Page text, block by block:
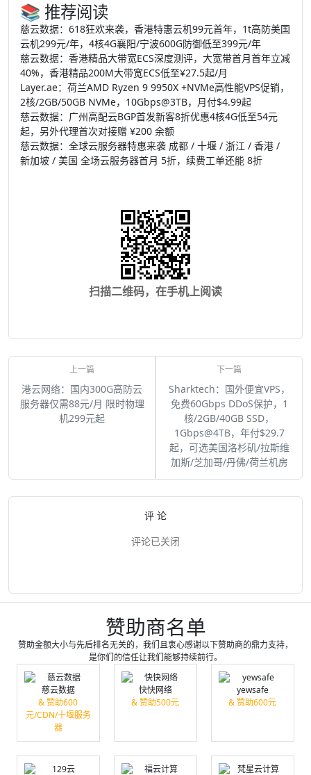
📚 推荐阅读
慈云数据：618狂欢来袭，香港特惠云机99元首年，1t高防美国
云机299元/年，4核4G襄阳/宁波600G防御低至399元/年
慈云数据：香港精品大带宽ECS深度测评，大宽带首月首年立减
40%，香港精品200M大带宽ECS低至¥27.5起/月
Layer.ae：荷兰AMD Ryzen 9 9950X +NVMe高性能VPS促销，
2核/2GB/50GB NVMe，10Gbps@3TB，月付$4.99起
慈云数据：广州高配云BGP首发新客8折优惠4核4G低至54元
起，另外代理首次对接赠 ¥200 余额
慈云数据：全球云服务器特惠来袭 成都 / 十堰 / 浙江 / 香港 /
新加坡 / 美国 全场云服务器首月 5折，续费工单还能 8折
扫描二维码，在手机上阅读
港云网络：国内300G高防云
服务器仅需88元/月 限时物理
机299元起
Sharktech：国外便宜VPS，
免费60Gbps DDoS保护，1
核/2GB/40GB SSD，
1Gbps@4TB，年付$29.7
起，可选美国洛杉矶/拉斯维
加斯/芝加哥/丹佛/荷兰机房
评 论
评论已关闭
赞助商名单
赞助金额大小与先后排名无关的，我们且衷心感谢以下赞助商的鼎力支持，
是你们的信任让我们能够持续前行。
慈云数据
& 赞助600
元/CDN/十堰服务
器
快快网络
& 赞助500元
yewsafe
& 赞助600元